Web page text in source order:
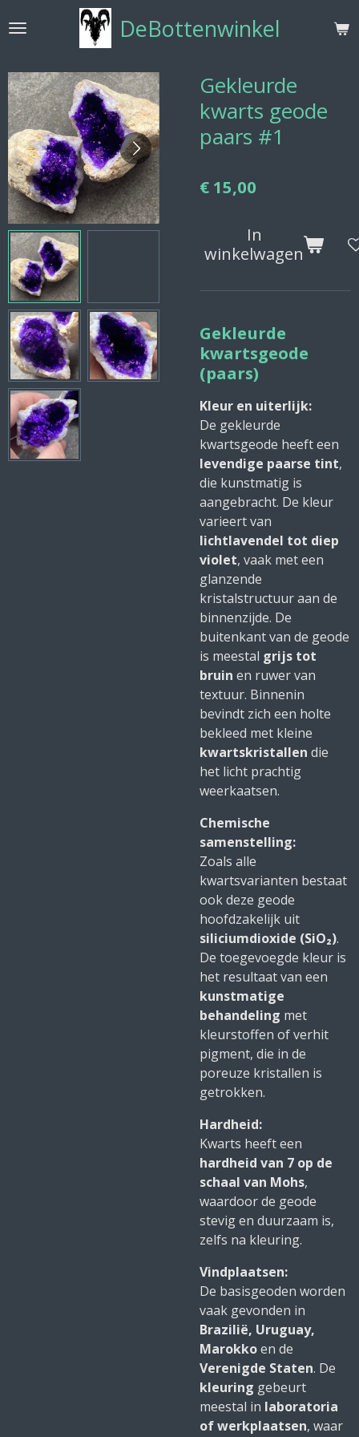
direct
de
hoofdinhoud
DeBottenwinkel
Gekleurde
kwarts geode
paars #1
€ 15,00
In
winkelwagen
Gekleurde
kwartsgeode
(paars)
Kleur en uiterlijk:
De gekleurde
kwartsgeode heeft een
levendige paarse tint,
die kunstmatig is
aangebracht. De kleur
varieert van
lichtlavendel tot diep
violet, vaak met een
glanzende
kristalstructuur aan de
binnenzijde. De
buitenkant van de geode
is meestal grijs tot
bruin en ruwer van
textuur. Binnenin
bevindt zich een holte
bekleed met kleine
kwartskristallen die
het licht prachtig
weerkaatsen.
Chemische
samenstelling:
Zoals alle
kwartsvarianten bestaat
ook deze geode
hoofdzakelijk uit
siliciumdioxide (SiO₂).
De toegevoegde kleur is
het resultaat van een
kunstmatige
behandeling met
kleurstoffen of verhit
pigment, die in de
poreuze kristallen is
getrokken.
Hardheid:
Kwarts heeft een
hardheid van 7 op de
schaal van Mohs,
waardoor de geode
stevig en duurzaam is,
zelfs na kleuring.
Vindplaatsen:
De basisgeoden worden
vaak gevonden in
Brazilië, Uruguay,
Marokkoen de
Verenigde Staten. De
kleuring gebeurt
meestal in laboratoria
of werkplaatsen, waar